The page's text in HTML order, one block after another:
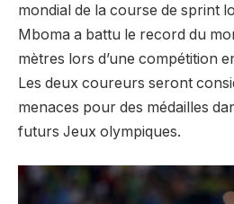
mondial de la course de sprint
Mboma a battu le record du
mètres lors d’une compétition
Les deux coureurs seront
menaces pour des médailles
futurs Jeux olympiques.